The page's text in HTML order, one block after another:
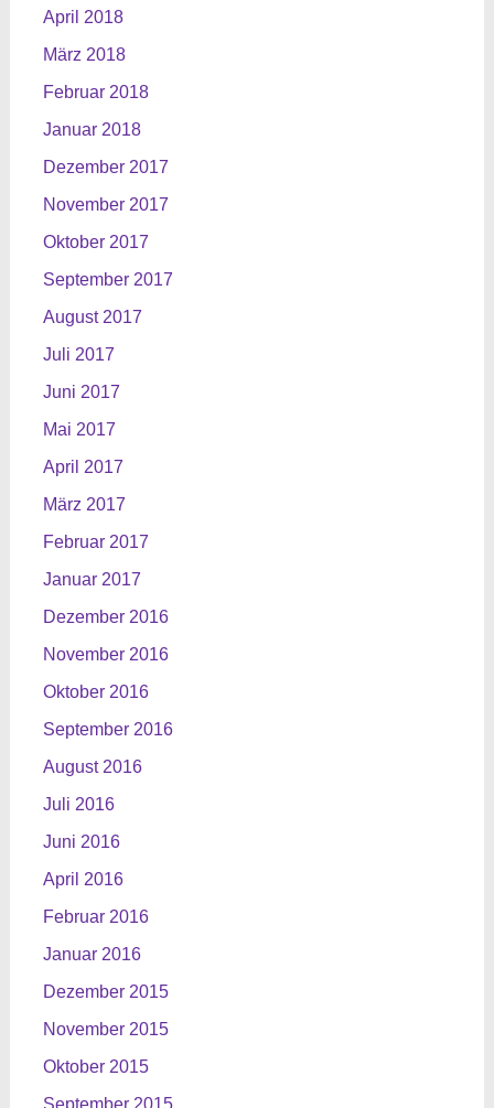
April 2018
März 2018
Februar 2018
Januar 2018
Dezember 2017
November 2017
Oktober 2017
September 2017
August 2017
Juli 2017
Juni 2017
Mai 2017
April 2017
März 2017
Februar 2017
Januar 2017
Dezember 2016
November 2016
Oktober 2016
September 2016
August 2016
Juli 2016
Juni 2016
April 2016
Februar 2016
Januar 2016
Dezember 2015
November 2015
Oktober 2015
September 2015